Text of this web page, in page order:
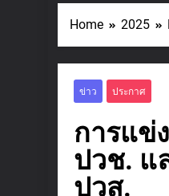
Home 2025
ข่าว ประกาศ
การแข่
ปวช. แ
ปวส.